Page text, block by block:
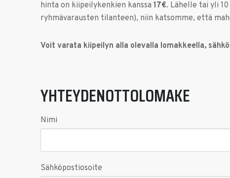
hinta on kiipeilykenkien kanssa 17€. Lähelle tai yli
ryhmävarausten tilanteen), niin katsomme, että
Voit varata kiipeilyn alla olevalla lomakkeella,
YHTEYDENOTTOLOMAKE
Nimi
Sähköpostiosoite